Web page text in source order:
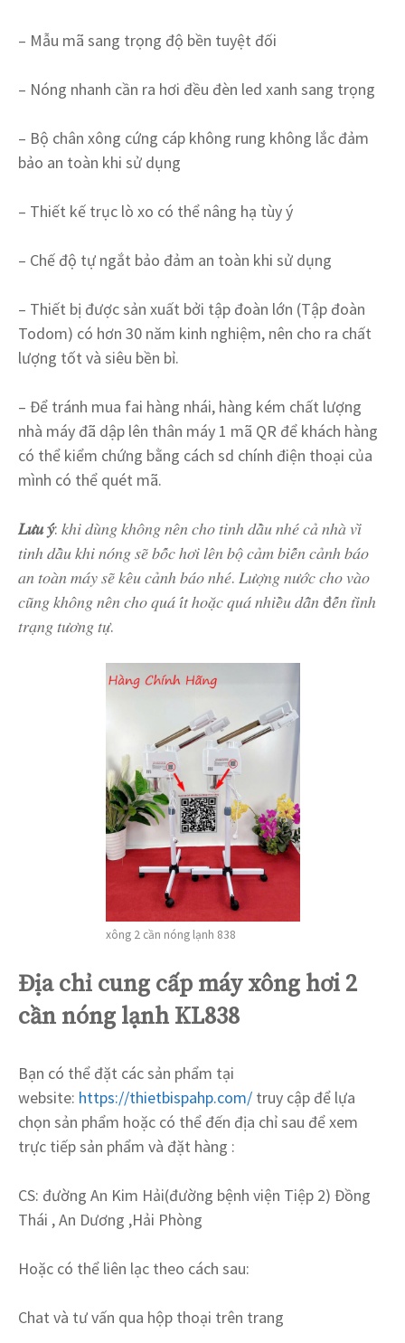
– Mẫu mã sang trọng độ bền tuyệt đối
– Nóng nhanh cần ra hơi đều đèn led xanh sang trọng
– Bộ chân xông cứng cáp không rung không lắc đảm
bảo an toàn khi sử dụng
– Thiết kế trục lò xo có thể nâng hạ tùy ý
– Chế độ tự ngắt bảo đảm an toàn khi sử dụng
– Thiết bị được sản xuất bởi tập đoàn lớn (Tập đoàn
Todom) có hơn 30 năm kinh nghiệm, nên cho ra chất
lượng tốt và siêu bền bỉ.
– Để tránh mua fai hàng nhái, hàng kém chất lượng
nhà máy đã dập lên thân máy 1 mã QR để khách hàng
có thể kiểm chứng bằng cách sd chính điện thoại của
mình có thể quét mã.
𝐿𝑢𝑢𝑦: 𝑘ℎ𝑖 𝑑𝑢̀𝑛𝑔 𝑘ℎ𝑜̂𝑛𝑔 𝑛𝑒̂𝑛 𝑐ℎ𝑜 𝑡𝑖𝑛ℎ 𝑑𝑎̂̀𝑢 𝑛ℎ𝑒́ 𝑐𝑎̉ 𝑛ℎ𝑎̀ 𝑣𝑖̀
𝑡𝑖𝑛ℎ 𝑑𝑎̂̀𝑢 𝑘ℎ𝑖 𝑛𝑜́𝑛𝑔 𝑠𝑒̃ 𝑏𝑜̂́𝑐 ℎ𝑜̛𝑖 𝑙𝑒̂𝑛 𝑏𝑜̣̂ 𝑐𝑎̉𝑚 𝑏𝑖𝑒̂́𝑛 𝑐𝑎̉𝑛ℎ 𝑏𝑎́𝑜
𝑎𝑛 𝑡𝑜𝑎̀𝑛 𝑚𝑎́𝑦 𝑠𝑒̃ 𝑘𝑒̂𝑢 𝑐𝑎̉𝑛ℎ 𝑏𝑎́𝑜 𝑛ℎ𝑒́. 𝐿𝑢̛𝑜̛̣𝑛𝑔 𝑛𝑢̛𝑜̛́𝑐 𝑐ℎ𝑜 𝑣𝑎̀𝑜
𝑐𝑢̃𝑛𝑔 𝑘ℎ𝑜̂𝑛𝑔 𝑛𝑒̂𝑛 𝑐ℎ𝑜 𝑞𝑢𝑎́ 𝑖́𝑡 ℎ𝑜𝑎̣̆𝑐 𝑞𝑢𝑎́ 𝑛ℎ𝑖𝑒̂̀𝑢 𝑑𝑎̂̃𝑛 đ𝑒̂́𝑛 𝑡𝑖̀𝑛ℎ
𝑡𝑟𝑎̣𝑛𝑔 𝑡𝑢̛𝑜̛𝑛𝑔 𝑡𝑢̛̣.
xông 2 cần nóng lạnh 838
Địa chỉ cung cấp máy xông hơi 2
cần nóng lạnh KL838
Bạn có thể đặt các sản phẩm tại
website: https://thietbispahp.com/ truy cập để lựa
chọn sản phẩm hoặc có thể đến địa chỉ sau để xem
trực tiếp sản phẩm và đặt hàng :
CS: đường An Kim Hải(đường bệnh viện Tiệp 2) Đồng
Thái , An Dương ,Hải Phòng
Hoặc có thể liên lạc theo cách sau:
Chat và tư vấn qua hộp thoại trên trang